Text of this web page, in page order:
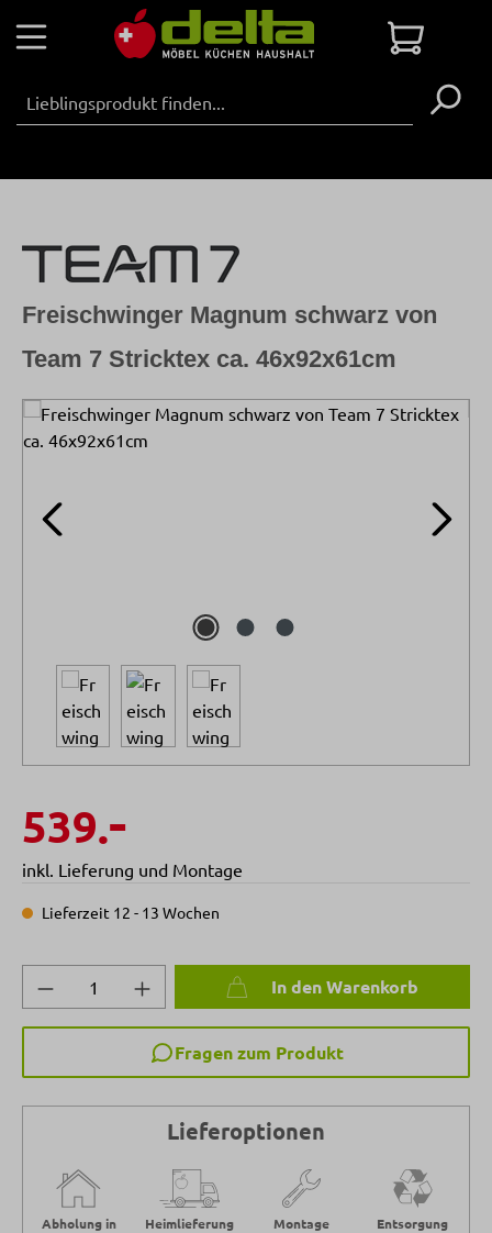
Zum Hauptinhalt springen
Bildergalerie überspringen
Freischwinger Magnum schwarz von
Team 7 Stricktex ca. 46x92x61cm
539.-
inkl. Lieferung und Montage
Lieferzeit 12 - 13 Wochen
Produkt Anzahl: Gib den gewünschten
In den Warenkorb
Fragen zum Produkt
Lieferoptionen
Abholung in
Heimlieferung Montage
Entsorgung